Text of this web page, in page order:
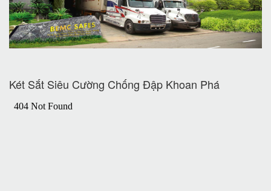
Két Sắt Siêu Cường Chống Đập Khoan Phá